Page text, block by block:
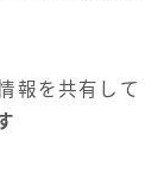
報を共有して